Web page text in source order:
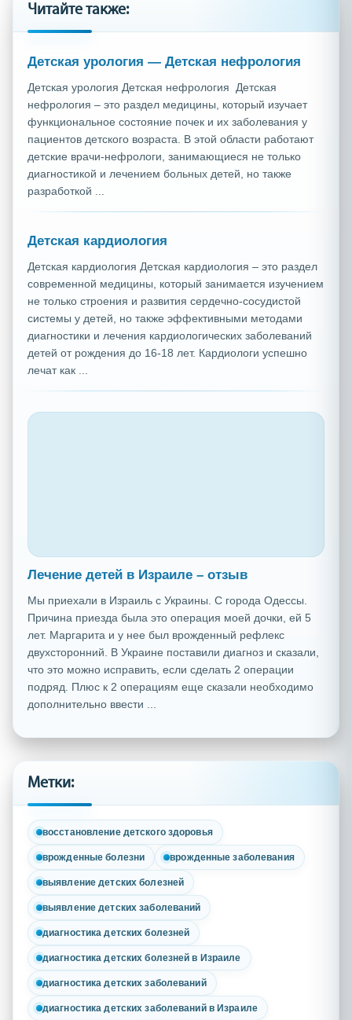
Читайте также:
Детская урология — Детская нефрология
Детская урология Детская нефрология Детская
нефрология – это раздел медицины, который изучает
функциональное состояние почек и их заболевания у
пациентов детского возраста. В этой области работают
детские врачи-нефрологи, занимающиеся не только
диагностикой и лечением больных детей, но также
разработкой ...
Детская кардиология
Детская кардиология Детская кардиология – это раздел
современной медицины, который занимается изучением
не только строения и развития сердечно-сосудистой
системы у детей, но также эффективными методами
диагностики и лечения кардиологических заболеваний
детей от рождения до 16-18 лет. Кардиологи успешно
лечат как ...
Лечение детей в Израиле – отзыв
Мы приехали в Израиль с Украины. С города Одессы.
Причина приезда была это операция моей дочки, ей 5
лет. Маргарита и у нее был врожденный рефлекс
двухсторонний. В Украине поставили диагноз и сказали,
что это можно исправить, если сделать 2 операции
подряд. Плюс к 2 операциям еще сказали необходимо
дополнительно ввести ...
Метки:
восстановление детского здоровья
врожденные болезни врожденные заболевания
выявление детских болезней
выявление детских заболеваний
диагностика детских болезней
диагностика детских болезней в Израиле
диагностика детских заболеваний
диагностика детских заболеваний в Израиле